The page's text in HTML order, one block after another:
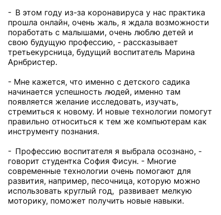
- В этом году из-за коронавируса у нас практика
прошла онлайн, очень жаль, я ждала возможности
поработать с малышами, очень люблю детей и
свою будущую профессию, - рассказывает
третьекурсница, будущий воспитатель Марина
Арнбристер.
- Мне кажется, что именно с детского садика
начинается успешность людей, именно там
появляется желание исследовать, изучать,
стремиться к новому. И новые технологии помогут
правильно относиться к тем же компьютерам как
инструменту познания.
- Профессию воспитателя я выбрала осознано, -
говорит студентка София Фисун. - Многие
современные технологии очень помогают для
развития, например, песочница, которую можно
использовать круглый год, развивает мелкую
моторику, поможет получить новые навыки.